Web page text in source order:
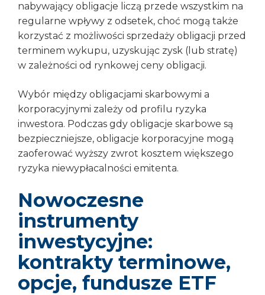
nabywający obligacje liczą przede wszystkim na
regularne wpływy z odsetek, choć mogą także
korzystać z możliwości sprzedaży obligacji przed
terminem wykupu, uzyskując zysk (lub stratę)
w zależności od rynkowej ceny obligacji.
Wybór między obligacjami skarbowymi a
korporacyjnymi zależy od profilu ryzyka
inwestora. Podczas gdy obligacje skarbowe są
bezpieczniejsze, obligacje korporacyjne mogą
zaoferować wyższy zwrot kosztem większego
ryzyka niewypłacalności emitenta.
Nowoczesne
instrumenty
inwestycyjne:
kontrakty terminowe,
opcje, fundusze ETF